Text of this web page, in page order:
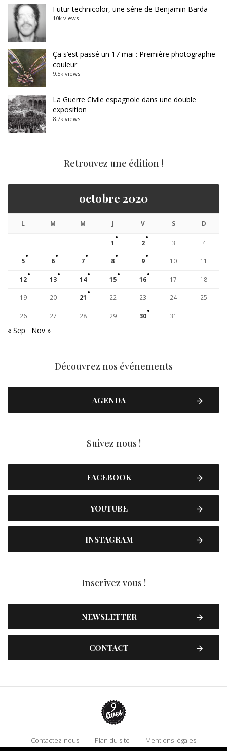
Futur technicolor, une série de Benjamin Barda
10k views
Ça s’est passé un 17 mai : Première photographie
couleur
9.5k views
La Guerre Civile espagnole dans une double
exposition
8.7k views
Retrouvez une édition !
octobre 2020
L M M J V S D
1 2 3 4
5 6 7 8 9 10 11
12 13 14 15 16 17 18
19 20 21 22 23 24 25
26 27 28 29 30 31
« Sep Nov »
Découvrez nos événements
AGENDA
Suivez nous !
FACEBOOK
YOUTUBE
INSTAGRAM
Inscrivez vous !
NEWSLETTER
CONTACT
Contactez-nous Plan du site Mentions légales